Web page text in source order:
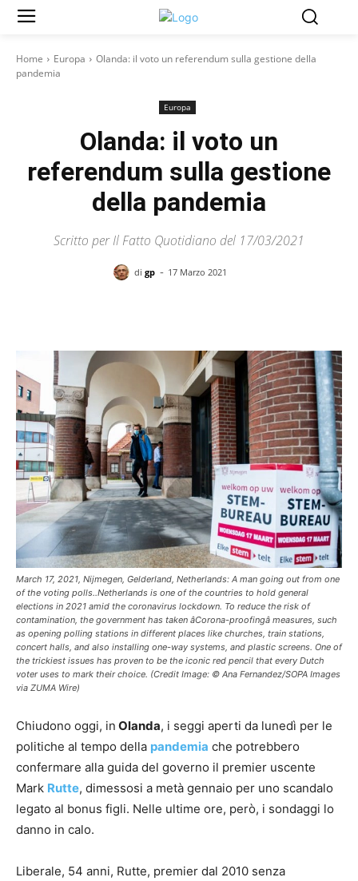
Home Europa
Olanda: il voto un referendum sulla gestione della
pandemia
Europa
Olanda: il voto un
referendum sulla gestione
della pandemia
Scritto per Il Fatto Quotidiano del 17/03/2021
di gp - 17 Marzo 2021
March 17, 2021, Nijmegen, Gelderland, Netherlands: A man going out from one
of the voting polls..Netherlands is one of the countries to hold general
elections in 2021 amid the coronavirus lockdown. To reduce the risk of
contamination, the government has taken âCorona-proofingâ measures, such
as opening polling stations in different places like churches, train stations,
concert halls, and also installing one-way systems, and plastic screens. One of
the trickiest issues has proven to be the iconic red pencil that every Dutch
voter uses to mark their choice. (Credit Image: © Ana Fernandez/SOPA Images
via ZUMA Wire)
Chiudono oggi, in Olanda, i seggi aperti da lunedì per le
politiche al tempo della pandemia che potrebbero
confermare alla guida del governo il premier uscente
Mark Rutte, dimessosi a metà gennaio per uno scandalo
legato al bonus figli. Nelle ultime ore, però, i sondaggi lo
danno in calo.
Liberale, 54 anni, Rutte, premier dal 2010 senza